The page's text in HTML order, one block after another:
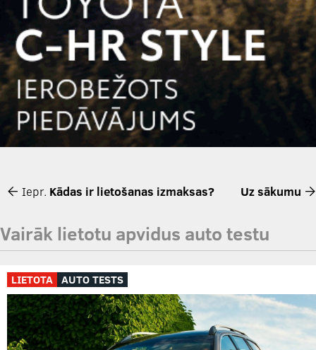
Iepr. Kādas ir lietošanas izmaksas? Uz sākumu
Vairāk lietotu apvidus auto testu
LIETOTA AUTO TESTS